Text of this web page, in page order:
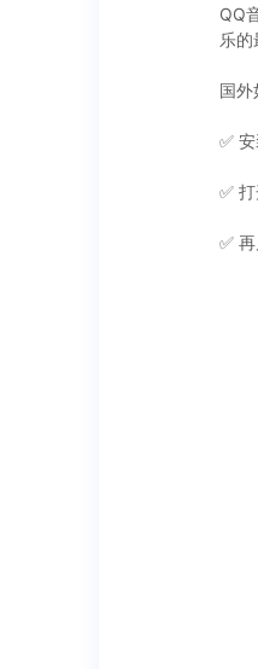
QQ
乐的
国外
✅
✅
✅